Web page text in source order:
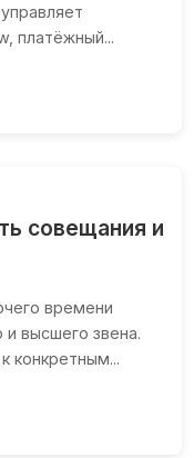
платёжный...
совещания и
времени
высшего звена.
конкретным...